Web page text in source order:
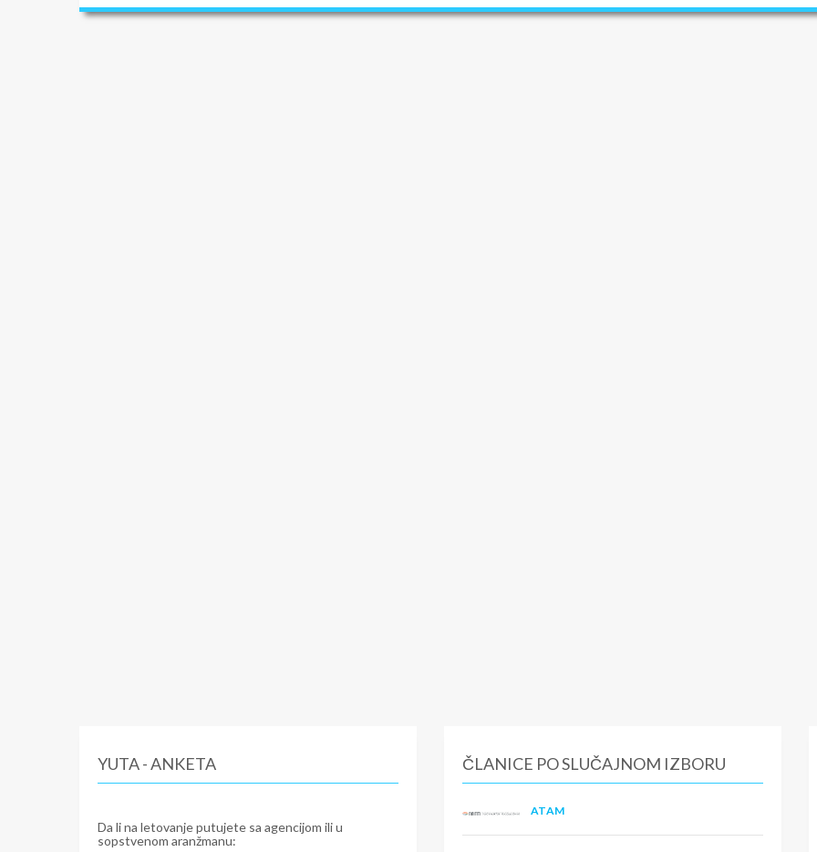
YUTA - ANKETA
Da li na letovanje putujete sa agencijom ili u
sopstvenom aranžmanu:
ČLANICE PO SLUČAJNOM IZBORU
ATAM